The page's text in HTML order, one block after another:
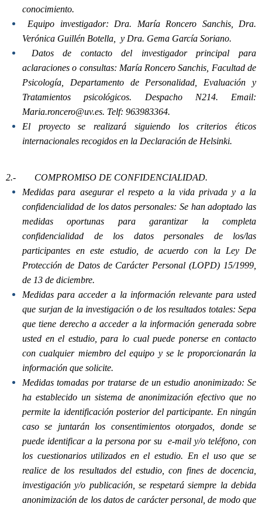
conocimiento.
Equipo investigador: Dra. María Roncero Sanchis, Dra.
Verónica Guillén Botella,
y Dra. Gema García Soriano.
Datos de contacto del investigador principal para
aclaraciones o consultas: María Roncero Sanchis, Facultad de
Psicología, Departamento de Personalidad, Evaluación y
Tratamientos psicológicos. Despacho N214. Email:
Maria.roncero@uv.es. Telf: 963983364.
El proyecto se realizará siguiendo los criterios éticos
internacionales recogidos en la Declaración de Helsinki.
2.-
COMPROMISO DE CONFIDENCIALIDAD.
Medidas para asegurar el respeto a la vida privada y a la
confidencialidad de los datos personales: Se han adoptado las
medidas oportunas para garantizar la completa
confidencialidad de los datos personales de los/las
participantes en este estudio, de acuerdo con la Ley De
Protección de Datos de Carácter Personal (LOPD) 15/1999,
de 13 de diciembre.
Medidas para acceder a la información relevante para usted
que surjan de la investigación o de los resultados totales: Sepa
que tiene derecho a acceder a la información generada sobre
usted en el estudio, para lo cual puede ponerse en contacto
con cualquier miembro del equipo y se le proporcionarán la
información que solicite.
Medidas tomadas por tratarse de un estudio anonimizado: Se
ha establecido un sistema de anonimización efectivo que no
permite la identificación posterior del participante. En ningún
caso se juntarán los consentimientos otorgados, donde se
puede identificar a la persona por su e-mail y/o teléfono, con
los cuestionarios utilizados en el estudio. En el uso que se
realice de los resultados del estudio, con fines de docencia,
investigación y/o publicación, se respetará siempre la debida
anonimización de los datos de carácter personal, de modo que